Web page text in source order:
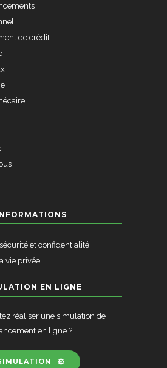
de crédit
et confidentialité
vie privée
EN LIGNE
réaliser une simulation de
en ligne ?